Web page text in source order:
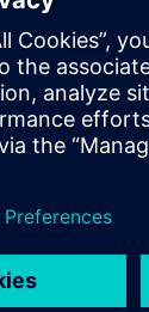
실현할 수
및
시장 출시
구성 문제
발을 가속
션은 모델